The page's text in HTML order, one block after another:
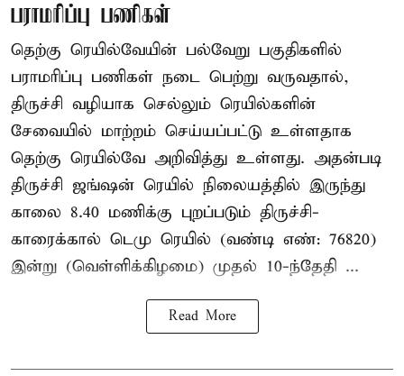
பராமரிப்பு பணிகள்
தெற்கு ரெயில்வேயின் பல்வேறு பகுதிகளில்
பராமரிப்பு பணிகள் நடை பெற்று வருவதால்,
திருச்சி வழியாக செல்லும் ரெயில்களின்
சேவையில் மாற்றம் செய்யப்பட்டு உள்ளதாக
தெற்கு ரெயில்வே அறிவித்து உள்ளது. அதன்படி
திருச்சி ஜங்ஷன் ரெயில் நிலையத்தில் இருந்து
காலை 8.40 மணிக்கு புறப்படும் திருச்சி-
காரைக்கால் டெமு ரெயில் (வண்டி எண்: 76820)
இன்று (வெள்ளிக்கிழமை) முதல் 10-ந்தேதி ...
Read More